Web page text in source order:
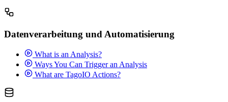
Datenverarbeitung und Automatisierung
What is an Analysis?
Ways You Can Trigger an Analysis
What are TagoIO Actions?